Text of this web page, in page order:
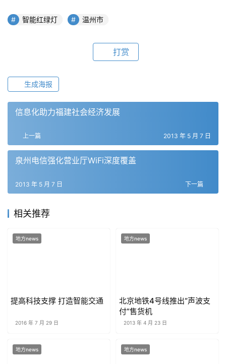
智能红绿灯 温州市
打赏
生成海报
信息化助力福建社会经济发展
上一篇 2013 年 5 月 7 日
泉州电信强化营业厅WiFi深度覆盖
下一篇
2013 年 5 月 7 日
相关推荐
地方news
提高科技支撑 打造智能交通
2016 年 7 月 29 日
地方news
北京地铁4号线推出“声波支
付”售货机
2013 年 4 月 23 日
地方news 地方news